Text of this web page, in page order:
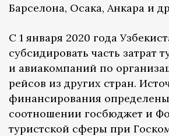
Барселона, Осака, Анкара и
С 1 января 2020 года
субсидировать часть затрат
и авиакомпаний по
рейсов из других стран.
финансирования
соотношении госбюджет и
туристской сферы при